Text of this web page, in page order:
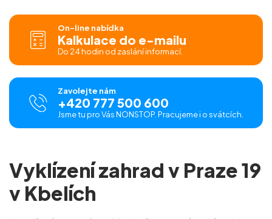
On-line nabídka
Kalkulace do e-mailu
Do 24 hodin od zaslání informací.
Zavolejte nám
+420 777 500 600
Jsme tu pro Vás NONSTOP. Pracujeme i o svátcích.
Vyklízení zahrad v Praze 19
v Kbelích